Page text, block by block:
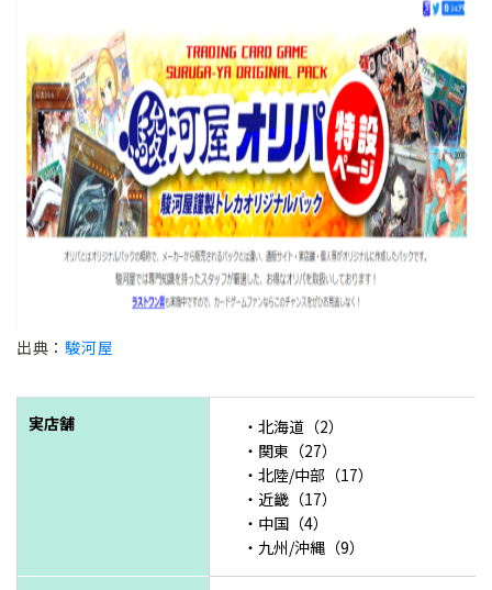
3.Cloveオリパ｜PSA鑑定付きの質の良いカードが揃っている
- 駿河屋の評判に関するよくある質問 -
駿河屋は評判が悪い？
駿河屋の買取の評判は？
オリパが買える実店舗はどこ？
- 駿河屋は実店舗も多く安心して使えるオリパサイト -
出典：駿河屋
実店舗
・北海道（2）
・関東（27）
・北陸/中部（17）
・近畿（17）
・中国（4）
・九州/沖縄（9）